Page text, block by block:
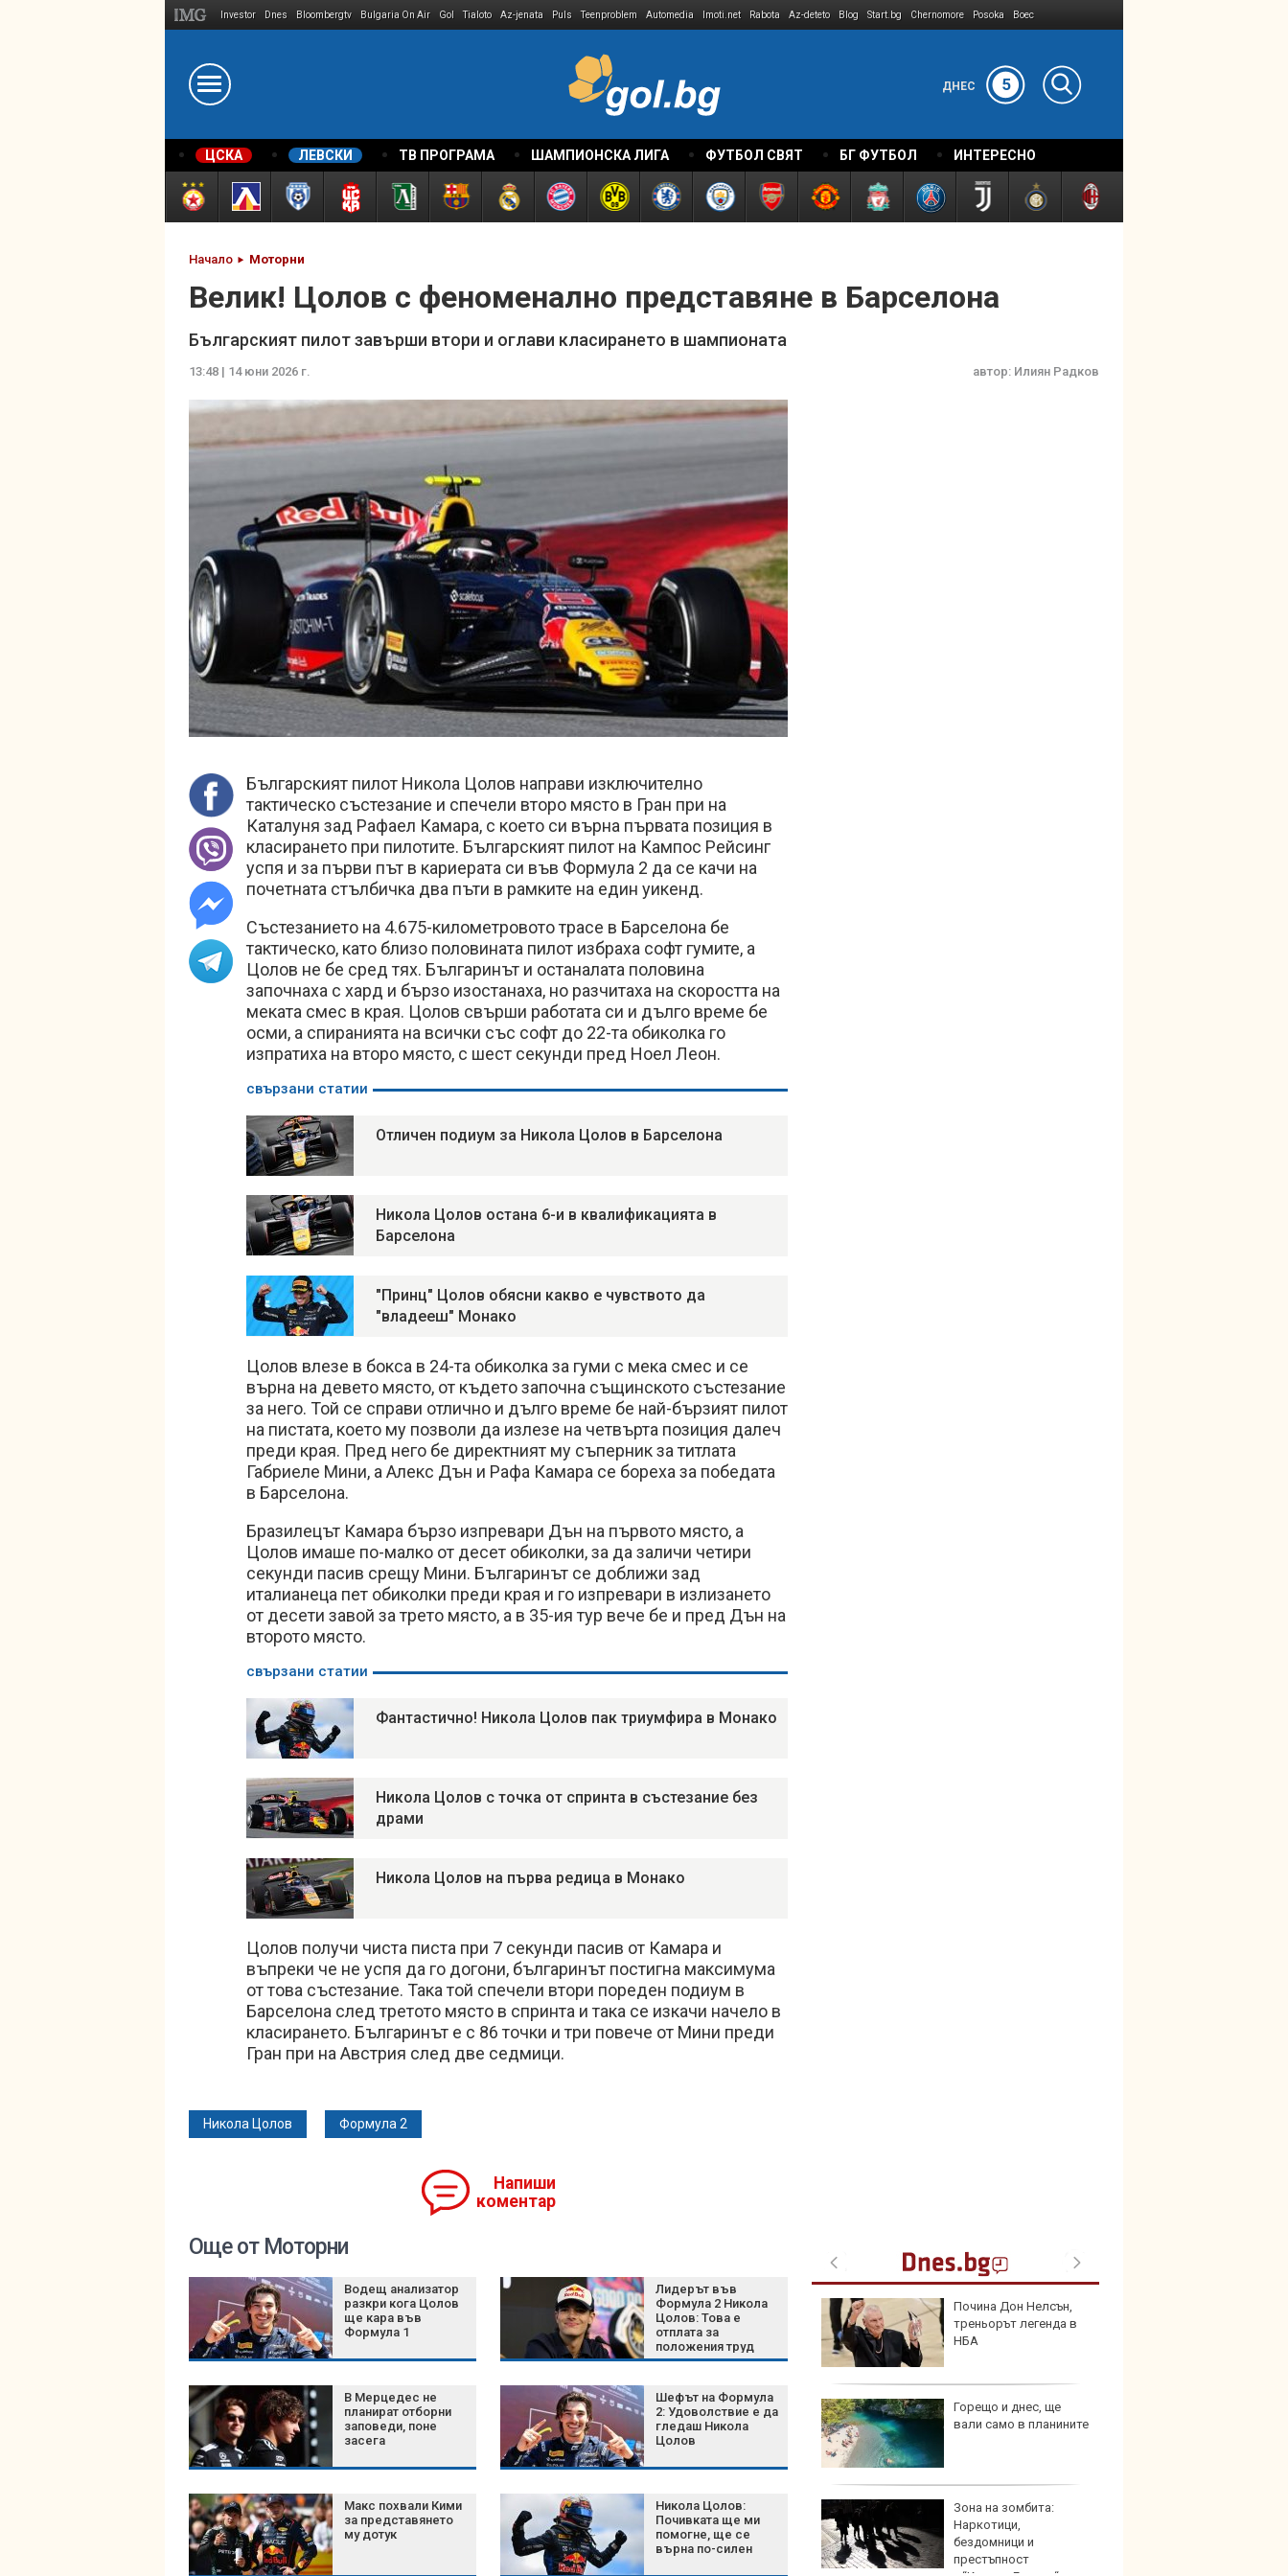
Investor Dnes Bloombergtv Bulgaria On Air Gol Tialoto Az-jenata Puls Teenproblem Automedia Imoti.net Rabota Az-deteto Blog Start.bg Chernomore Posoka Boec
ДНЕС 5
ЦСКА ЛЕВСКИ ТВ ПРОГРАМА ШАМПИОНСКА ЛИГА ФУТБОЛ СВЯТ БГ ФУТБОЛ ИНТЕРЕСНО
Начало Моторни
Велик! Цолов с феноменално представяне в Барселона
Българският пилот завърши втори и оглави класирането в шампионата
13:48 | 14 юни 2026 г. автор: Илиян Радков
Българският пилот Никола Цолов направи изключително
тактическо състезание и спечели второ място в Гран при на
Каталуня зад Рафаел Камара, с което си върна първата позиция в
класирането при пилотите. Българският пилот на Кампос Рейсинг
успя и за първи път в кариерата си във Формула 2 да се качи на
почетната стълбичка два пъти в рамките на един уикенд.
Състезанието на 4.675-километровото трасе в Барселона бе
тактическо, като близо половината пилот избраха софт гумите, а
Цолов не бе сред тях. Българинът и останалата половина
започнаха с хард и бързо изостанаха, но разчитаха на скоростта на
меката смес в края. Цолов свърши работата си и дълго време бе
осми, а спиранията на всички със софт до 22-та обиколка го
изпратиха на второ място, с шест секунди пред Ноел Леон.
свързани статии
Отличен подиум за Никола Цолов в Барселона
Никола Цолов остана 6-и в квалификацията в
Барселона
"Принц" Цолов обясни какво е чувството да
"владееш" Монако
Цолов влезе в бокса в 24-та обиколка за гуми с мека смес и се
върна на девето място, от където започна същинското състезание
за него. Той се справи отлично и дълго време бе най-бързият пилот
на пистата, което му позволи да излезе на четвърта позиция далеч
преди края. Пред него бе директният му съперник за титлата
Габриеле Мини, а Алекс Дън и Рафа Камара се бореха за победата
в Барселона.
Бразилецът Камара бързо изпревари Дън на първото място, а
Цолов имаше по-малко от десет обиколки, за да заличи четири
секунди пасив срещу Мини. Българинът се доближи зад
италианеца пет обиколки преди края и го изпревари в излизането
от десети завой за трето място, а в 35-ия тур вече бе и пред Дън на
второто място.
свързани статии
Фантастично! Никола Цолов пак триумфира в Монако
Никола Цолов с точка от спринта в състезание без
драми
Никола Цолов на първа редица в Монако
Цолов получи чиста писта при 7 секунди пасив от Камара и
въпреки че не успя да го догони, българинът постигна максимума
от това състезание. Така той спечели втори пореден подиум в
Барселона след третото място в спринта и така се изкачи начело в
класирането. Българинът е с 86 точки и три повече от Мини преди
Гран при на Австрия след две седмици.
Никола Цолов Формула 2
Напиши
коментар
Още от Моторни
Водещ анализатор
разкри кога Цолов
ще кара във
Формула 1
Лидерът във
Формула 2 Никола
Цолов: Това е
отплата за
положения труд
В Мерцедес не
планират отборни
заповеди, поне
засега
Шефът на Формула
2: Удоволствие е да
гледаш Никола
Цолов
Макс похвали Кими
за представянето
му дотук
Никола Цолов:
Почивката ще ми
помогне, ще се
върна по-силен
ЦСКА показа класа и
разгроми "Септември"
с 3:0
Църковен празник на
10 август: Какво
трябва и не трябва да
Слънце и жега:
Температурите отново
се качват до 40
градуса
Почина Дон Нелсън,
треньорът легенда в
НБА
Горещо и днес, ще
вали само в планините
Зона на зомбита:
Наркотици,
бездомници и
престъпност